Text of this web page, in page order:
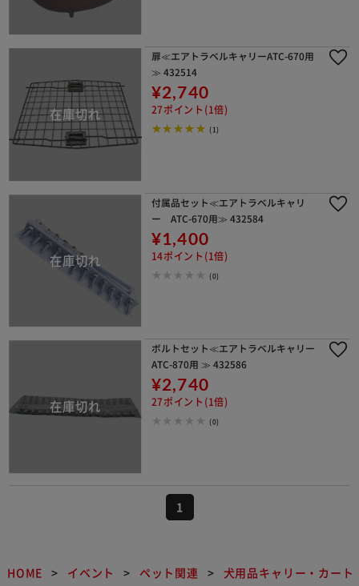
扉≪エアトラベルキャリーATC-670用
≫ 432514
¥2,740
27ポイント(1倍)
(1)
付属品セット≪エアトラベルキャリ
ー ATC-670用≫ 432584
¥1,400
14ポイント(1倍)
(0)
ボルトセット≪エアトラベルキャリー
ATC-870用 ≫ 432586
¥2,740
27ポイント(1倍)
(0)
1
HOME イベント ペット関連 犬用品キャリー・カート